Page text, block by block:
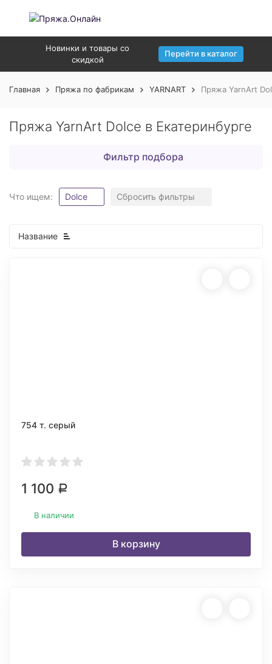
Новинки и товары со
скидкой
Перейти в каталог
Главная Пряжа по фабрикам YARNART Пряжа YarnArt
Пряжа YarnArt Dolce в Екатеринбурге
Фильтр подбора
Что ищем: Dolce Сбросить фильтры
Название
754 т. серый
1 100 Р
В наличии
В корзину